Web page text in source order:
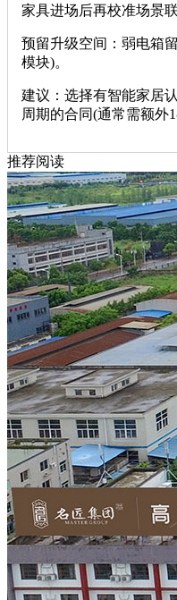
家具进场后再校准场景联
预留升级空间‌：弱电箱
模块)。
建议‌：选择有智能家居
周期的合同(通常需额外
推荐阅读